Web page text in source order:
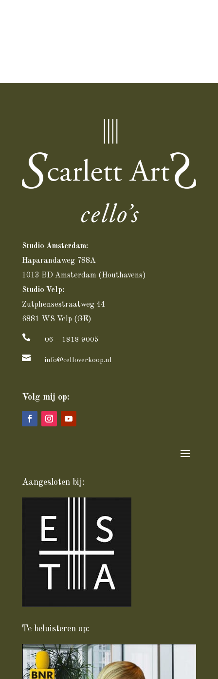
Studio Amsterdam:
Haparandaweg 788A
1013 BD Amsterdam (Houthavens)
Studio Velp:
Zutphensestraatweg 44
6881 WS Velp (GE)
 06 – 1818 9005
 info@celloverkoop.nl
Volg mij op:
Aangesloten bij:
Te beluisteren op: